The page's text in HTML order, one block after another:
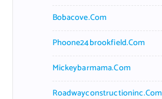
Bobacove.com
Phoone24brookfield.com
Mickeybarmama.com
Roadwayconstructioninc.com